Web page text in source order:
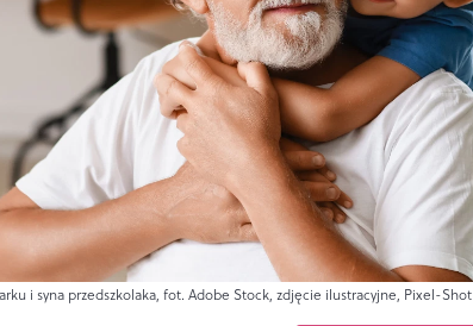
i syna przedszkolaka, fot. Adobe Stock, zdjęcie ilustracyjne, Pixel-Shot